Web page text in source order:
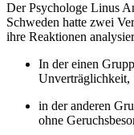
Der Psychologe Linus
Schweden hatte zwei
ihre Reaktionen
In der einen
Unverträglichkeit,
in der anderen
ohne